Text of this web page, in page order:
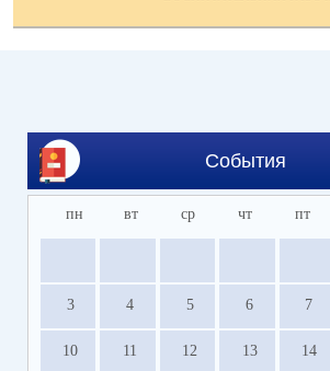
События
пн вт ср чт пт
3 4 5 6 7
10 11 12 13 14